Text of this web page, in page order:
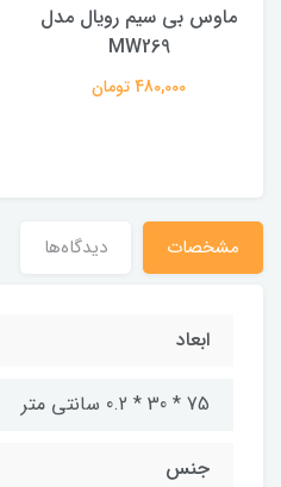
ماوس بی سیم رویال مدل
MW269
480,000 تومان
مشخصات دیدگاه‌ها
ابعاد
75 * 30 * 0.2 سانتی متر
جنس